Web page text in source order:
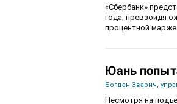
«Сбербанк»
года, превзойдя
процентной
Юань
Богдан Зварич,
Несмотря на